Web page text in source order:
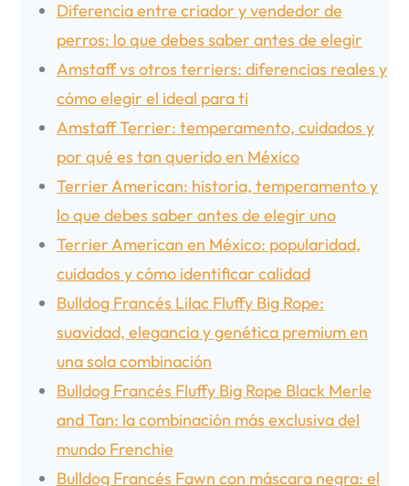
Diferencia entre criador y vendedor de
perros: lo que debes saber antes de elegir
Amstaff vs otros terriers: diferencias reales y
cómo elegir el ideal para ti
Amstaff Terrier: temperamento, cuidados y
por qué es tan querido en México
Terrier American: historia, temperamento y
lo que debes saber antes de elegir uno
Terrier American en México: popularidad,
cuidados y cómo identificar calidad
Bulldog Francés Lilac Fluffy Big Rope:
suavidad, elegancia y genética premium en
una sola combinación
Bulldog Francés Fluffy Big Rope Black Merle
and Tan: la combinación más exclusiva del
mundo Frenchie
Bulldog Francés Fawn con máscara negra: el